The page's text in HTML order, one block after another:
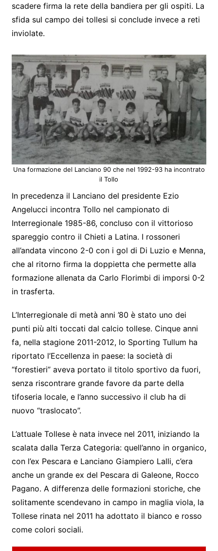
scadere firma la rete della bandiera per gli ospiti. La
sfida sul campo dei tollesi si conclude invece a reti
inviolate.
Una formazione del Lanciano 90 che nel 1992-93 ha incontrato
il Tollo
In precedenza il Lanciano del presidente Ezio
Angelucci incontra Tollo nel campionato di
Interregionale 1985-86, concluso con il vittorioso
spareggio contro il Chieti a Latina. I rossoneri
all’andata vincono 2-0 con i gol di Di Luzio e Menna,
che al ritorno firma la doppietta che permette alla
formazione allenata da Carlo Florimbi di imporsi 0-2
in trasferta.
L’Interregionale di metà anni ’80 è stato uno dei
punti più alti toccati dal calcio tollese. Cinque anni
fa, nella stagione 2011-2012, lo Sporting Tullum ha
riportato l’Eccellenza in paese: la società di
“forestieri” aveva portato il titolo sportivo da fuori,
senza riscontrare grande favore da parte della
tifoseria locale, e l’anno successivo il club ha di
nuovo “traslocato”.
L’attuale Tollese è nata invece nel 2011, iniziando la
scalata dalla Terza Categoria: quell’anno in organico,
con l’ex Pescara e Lanciano Giampiero Lalli, c’era
anche un grande ex del Pescara di Galeone, Rocco
Pagano. A differenza delle formazioni storiche, che
solitamente scendevano in campo in maglia viola, la
Tollese rinata nel 2011 ha adottato il bianco e rosso
come colori sociali.